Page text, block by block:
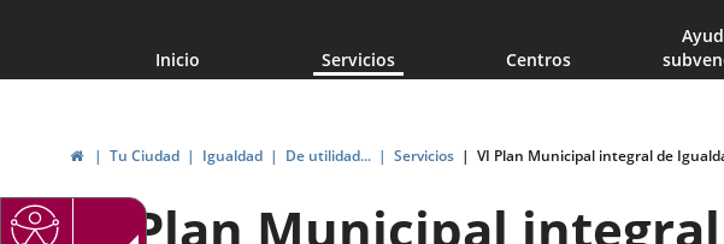
Inicio Servicios Centros
InicioTu Ciudad Igualdad De utilidad... Servicios VI Plan Municipal integral de
VI Plan Municipal